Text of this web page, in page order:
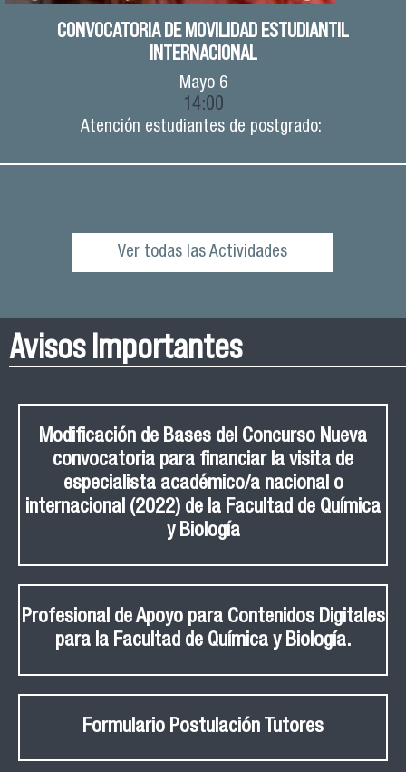
CONVOCATORIA DE MOVILIDAD ESTUDIANTIL
INTERNACIONAL
Mayo6
14:00
Atención estudiantes de postgrado:
Ver todas las Actividades
Avisos Importantes
Modificación de Bases del Concurso Nueva
convocatoria para financiar la visita de
especialista académico/a nacional o
internacional (2022) de la Facultad de Química
y Biología
Profesional de Apoyo para Contenidos Digitales
para la Facultad de Química y Biología.
Formulario Postulación Tutores